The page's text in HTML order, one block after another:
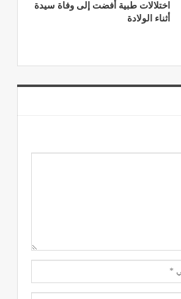
اختلالات طبية أفضت إلى وفاة سيدة
أثناء الولادة
ديسمبر 20, 2022